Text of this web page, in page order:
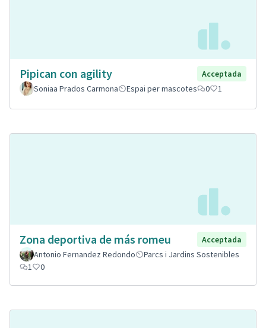
Pipican con agility
Acceptada
Soniaa Prados Carmona
Espai per mascotes 0 1
Zona deportiva de más romeu
Acceptada
Antonio Fernandez Redondo
Parcs i Jardins Sostenibles
1
0